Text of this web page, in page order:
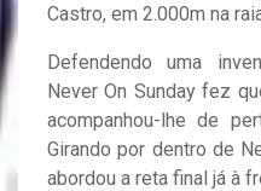
Castro, em 2.000m na
Defendendo uma
Never On Sunday fez
acompanhou-lhe de
Girando por dentro de
abordou a reta final já à